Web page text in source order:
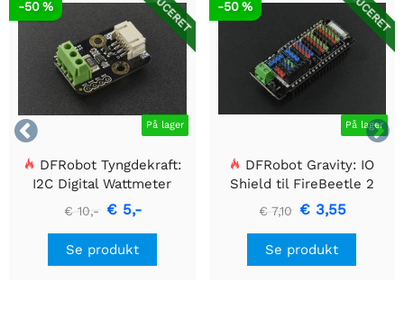

 På lager
-50 %
DFRobot Tyngdekraft:
I2C Digital Wattmeter
€ 10,- € 5,-
Se produkt
På lager
-50 %
DFRobot Gravity: IO
Shield til FireBeetle 2
(ESP32-E/M0)
€ 7,10 € 3,55
Se produkt